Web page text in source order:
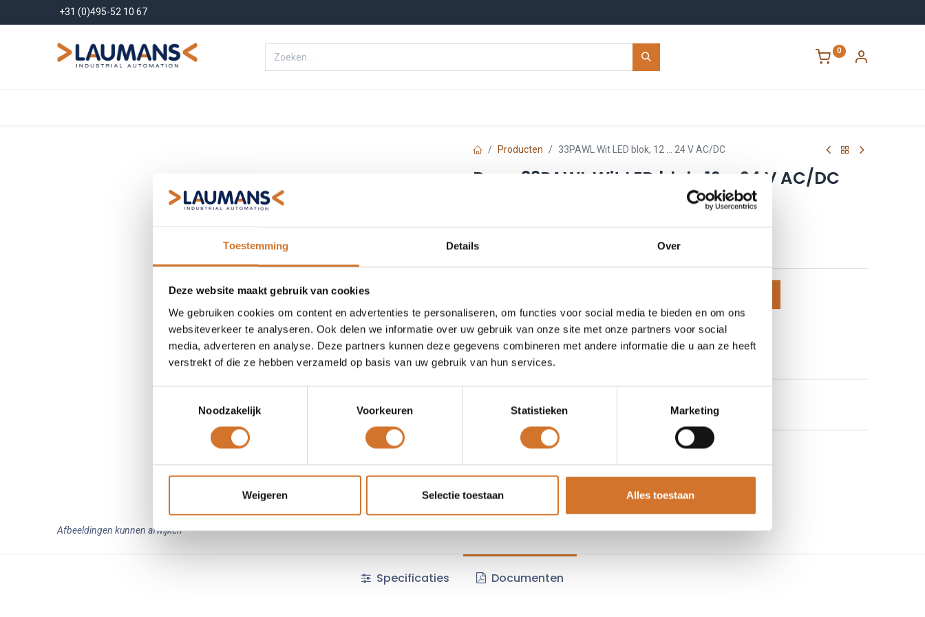
Toestemming Details Over
Deze website maakt gebruik van cookies
We gebruiken cookies om content en advertenties te personaliseren, om functies voor social media te bieden en om ons
websiteverkeer te analyseren. Ook delen we informatie over uw gebruik van onze site met onze partners voor social
media, adverteren en analyse. Deze partners kunnen deze gegevens combineren met andere informatie die u aan ze heeft
verstrekt of die ze hebben verzameld op basis van uw gebruik van hun services.
Noodzakelijk
Voorkeuren Statistieken Marketing
Weigeren Selectie toestaan Alles toestaan
+31 (0)495-52 10 67
0
Afbeeldingen kunnen afwijken
Producten 33PAWL Wit LED blok, 12 … 24 V AC/DC
Baco 33PAWL Wit LED blok, 12 … 24 V AC/DC
€14,73
Prijs per stuk excl. BTW
Vergelijken Toevoegen aan verlanglijst
Vraag offerte
Fabrikantcode : 33PAWL
Minimale afname : 5 stuks
Specificaties Documenten